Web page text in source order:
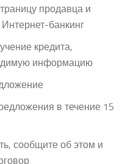
продавца и
банкинг
кредита,
информацию
в течение 15
сообщите об этом и